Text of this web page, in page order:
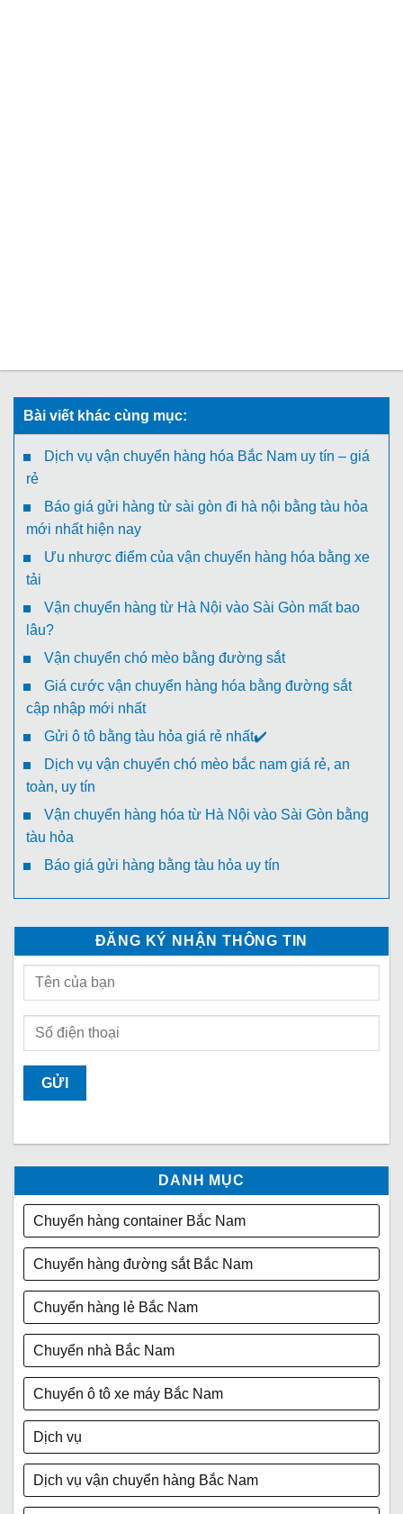
Bài viết khác cùng mục:
Dịch vụ vận chuyển hàng hóa Bắc Nam uy tín – giá
rẻ
Báo giá gửi hàng từ sài gòn đi hà nội bằng tàu hỏa
mới nhất hiện nay
Ưu nhược điểm của vận chuyển hàng hóa bằng xe
tải
Vận chuyển hàng từ Hà Nội vào Sài Gòn mất bao
lâu?
Vận chuyển chó mèo bằng đường sắt
Giá cước vận chuyển hàng hóa bằng đường sắt
cập nhập mới nhất
Gửi ô tô bằng tàu hỏa giá rẻ nhất✔️
Dịch vụ vận chuyển chó mèo bắc nam giá rẻ, an
toàn, uy tín
Vận chuyển hàng hóa từ Hà Nội vào Sài Gòn bằng
tàu hỏa
Báo giá gửi hàng bằng tàu hỏa uy tín
ĐĂNG KÝ NHẬN THÔNG TIN
DANH MỤC
Chuyển hàng container Bắc Nam
Chuyển hàng đường sắt Bắc Nam
Chuyển hàng lẻ Bắc Nam
Chuyển nhà Bắc Nam
Chuyển ô tô xe máy Bắc Nam
Dịch vụ
Dịch vụ vận chuyển hàng Bắc Nam